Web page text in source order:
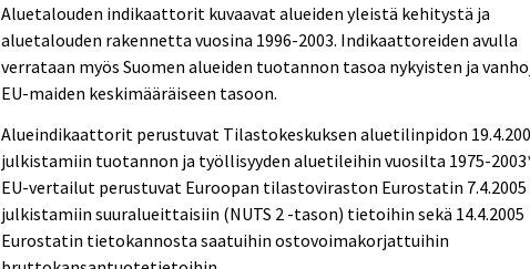
Aluetalouden indikaattorit kuvaavat alueiden yleistä kehitystä ja
aluetalouden rakennetta vuosina 1996-2003. Indikaattoreiden avulla
verrataan myös Suomen alueiden tuotannon tasoa nykyisten ja
EU-maiden keskimääräiseen tasoon.
Alueindikaattorit perustuvat Tilastokeskuksen aluetilinpidon
julkistamiin tuotannon ja työllisyyden aluetileihin vuosilta 1975-
EU-vertailut perustuvat Euroopan tilastoviraston Eurostatin 7.4.2005
julkistamiin suuralueittaisiin (NUTS 2 -tason) tietoihin sekä 14.4.2005
Eurostatin tietokannosta saatuihin ostovoimakorjattuihin